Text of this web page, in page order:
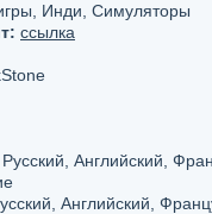
Инди, Симуляторы
ссылка
Русский, Английский,
Английский,